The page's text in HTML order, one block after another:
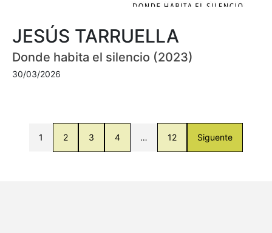
JESÚS TARRUELLA
Donde habita el silencio (2023)
30/03/2026
1 2 3 4 … 12 Siguente